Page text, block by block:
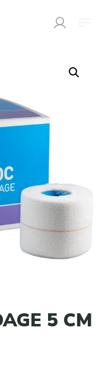
5 CM